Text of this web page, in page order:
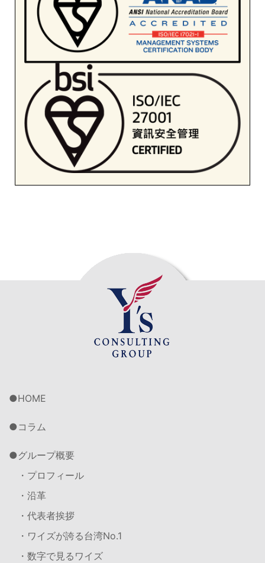
HOME
コラム
グループ概要
・プロフィール
・沿革
・代表者挨拶
・ワイズが誇る台湾No.1
・数字で見るワイズ